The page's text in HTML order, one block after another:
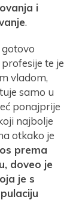
i
.
te je
vladom,
samo u
ponajprije
najbolje
otkako je
prema
doveo je
je s